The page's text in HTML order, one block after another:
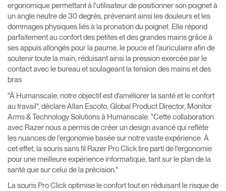
ergonomique permettant à l'utilisateur de positionner son poignet à
un angle neutre de 30 degrés, prévenant ainsi les douleurs et les
dommages physiques liés à la pronation du poignet. Elle répond
parfaitement au confort des petites et des grandes mains grâce à
ses appuis allongés pour la paume, le pouce et l'auriculaire afin de
soutenir toute la main, réduisant ainsi la pression exercée par le
contact avec le bureau et soulageant la tension des mains et des
bras
"À Humanscale, notre objectif est d'améliorer la santé et le confort
au travail", déclare Allan Escoto, Global Product Director, Monitor
Arms & Technology Solutions à Humanscale. "Cette collaboration
avec Razer nous a permis de créer un design avancé qui reflète
les nuances de l'ergonomie basée sur notre vaste expérience. À
cet effet, la souris sans fil Razer Pro Click tire parti de l'ergonomie
pour une meilleure expérience informatique, tant sur le plan de la
santé que sur celui de la précision."
La souris Pro Click optimise le confort tout en réduisant le risque de